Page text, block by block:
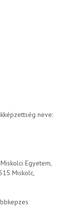
neve:
Egyetem,
Miskolc,